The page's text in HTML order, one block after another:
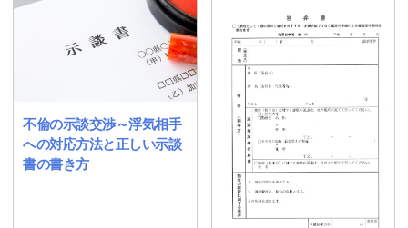
不倫の示談交渉～浮気相手
への対応方法と正しい示談
書の書き方